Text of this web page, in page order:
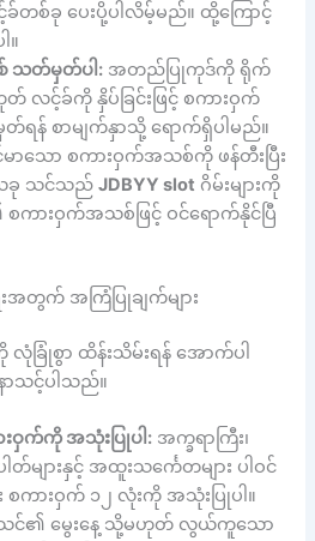
စ်ခု ပေးပို့ပါလိမ့်မည်။ ထို့ကြောင့်
။
သတ်မှတ်ပါ: အတည်ပြုကုဒ်ကို ရိုက်
လင့်ခ်ကို နှိပ်ခြင်းဖြင့် စကားဝှက်
န် စာမျက်နှာသို့ ရောက်ရှိပါမည်။
ာသော စကားဝှက်အသစ်ကို ဖန်တီးပြီး
ခု သင်သည်JDBYY slot ဂိမ်းများကို
ကားဝှက်အသစ်ဖြင့် ဝင်ရောက်နိုင်ပြီ
အတွက် အကြံပြုချက်များ
ခြုံစွာ ထိန်းသိမ်းရန် အောက်ပါ
ာသင့်ပါသည်။
းဝှက်ကို အသုံးပြုပါ: အက္ခရာကြီး၊
ါတ်များနှင့် အထူးသင်္ကေတများ ပါဝင်
ကားဝှက် ၁၂ လုံးကို အသုံးပြုပါ။
၊ သင်၏ မွေးနေ့ သို့မဟုတ် လွယ်ကူသော